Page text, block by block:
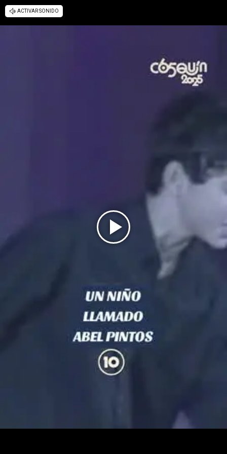
Play
Video
ACTIVAR SONIDO